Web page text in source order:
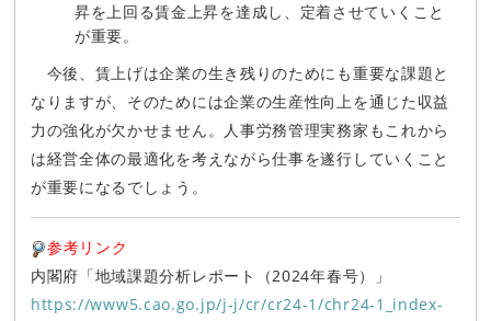
昇を上回る賃金上昇を達成し、定着させていくこと
が重要。
今後、賃上げは企業の生き残りのためにも重要な課題と
なりますが、そのためには企業の生産性向上を通じた収益
力の強化が欠かせません。人事労務管理実務家もこれから
は経営全体の最適化を考えながら仕事を遂行していくこと
が重要になるでしょう。
参考リンク
内閣府「地域課題分析レポート（2024年春号）」
https://www5.cao.go.jp/j-j/cr/cr24-1/chr24-1_index-